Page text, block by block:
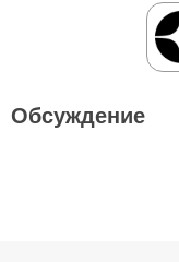
Обсуждение